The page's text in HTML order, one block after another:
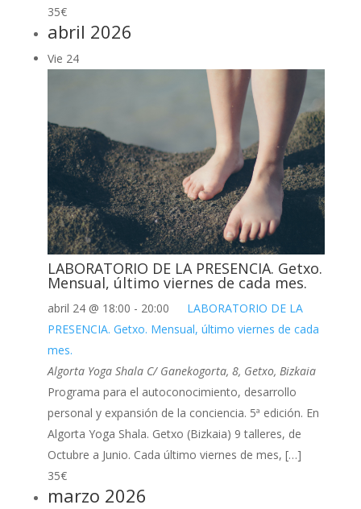
35€
abril 2026
Vie 24
LABORATORIO DE LA PRESENCIA. Getxo.
Mensual, último viernes de cada mes.
abril 24 @ 18:00 - 20:00
LABORATORIO DE LA
PRESENCIA. Getxo. Mensual, último viernes de cada
mes.
Algorta Yoga Shala C/ Ganekogorta, 8, Getxo, Bizkaia
Programa para el autoconocimiento, desarrollo
personal y expansión de la conciencia. 5ª edición. En
Algorta Yoga Shala. Getxo (Bizkaia) 9 talleres, de
Octubre a Junio. Cada último viernes de mes, […]
35€
marzo 2026